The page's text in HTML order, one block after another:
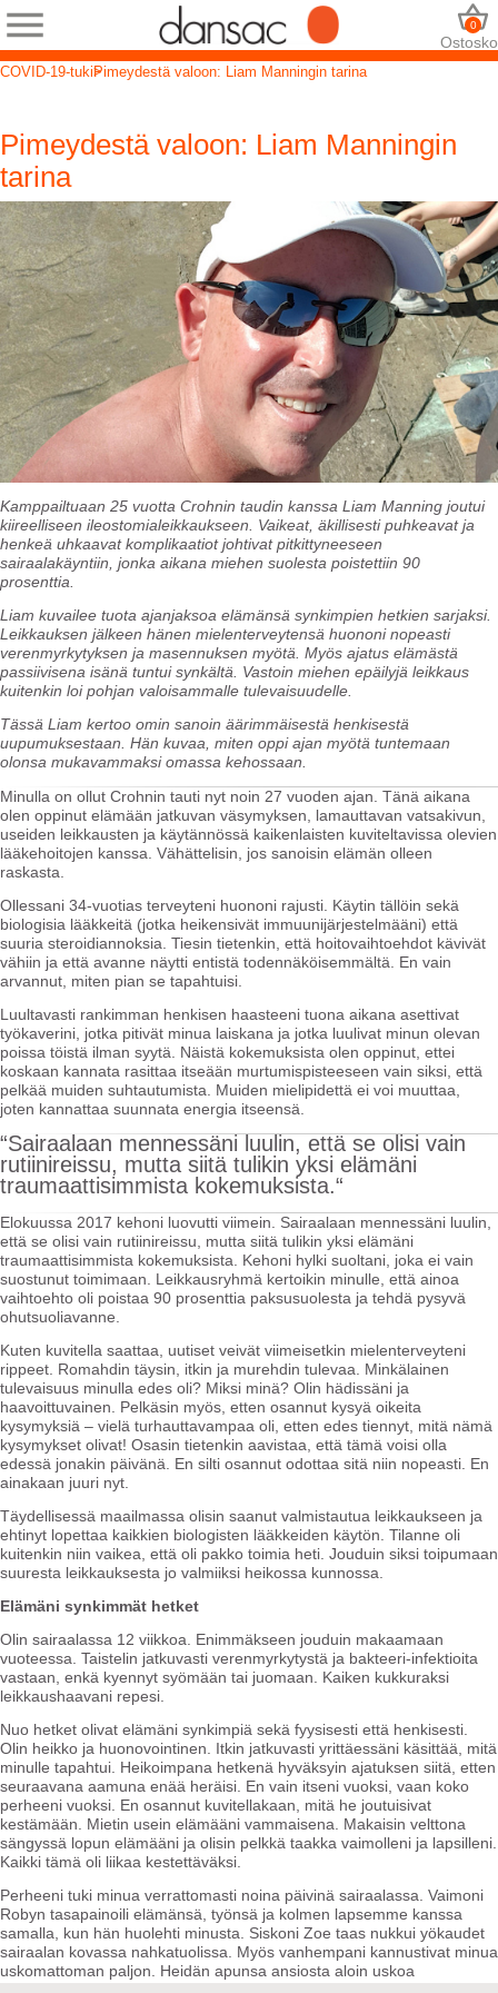
0
COVID-19-tukiPimeydestä valoon: Liam Manningin tarina
Pimeydestä valoon: Liam Manningin
tarina
Kamppailtuaan 25 vuotta Crohnin taudin kanssa Liam Manning joutui
kiireelliseen ileostomialeikkaukseen. Vaikeat, äkillisesti puhkeavat ja
henkeä uhkaavat komplikaatiot johtivat pitkittyneeseen
sairaalakäyntiin, jonka aikana miehen suolesta poistettiin 90
prosenttia.
Liam kuvailee tuota ajanjaksoa elämänsä synkimpien hetkien sarjaksi.
Leikkauksen jälkeen hänen mielenterveytensä huononi nopeasti
verenmyrkytyksen ja masennuksen myötä. Myös ajatus elämästä
passiivisena isänä tuntui synkältä. Vastoin miehen epäilyjä leikkaus
kuitenkin loi pohjan valoisammalle tulevaisuudelle.
Tässä Liam kertoo omin sanoin äärimmäisestä henkisestä
uupumuksestaan. Hän kuvaa, miten oppi ajan myötä tuntemaan
olonsa mukavammaksi omassa kehossaan.
Minulla on ollut Crohnin tauti nyt noin 27 vuoden ajan. Tänä aikana
olen oppinut elämään jatkuvan väsymyksen, lamauttavan vatsakivun,
useiden leikkausten ja käytännössä kaikenlaisten kuviteltavissa olevien
lääkehoitojen kanssa. Vähättelisin, jos sanoisin elämän olleen
raskasta.
Ollessani 34-vuotias terveyteni huononi rajusti. Käytin tällöin sekä
biologisia lääkkeitä (jotka heikensivät immuunijärjestelmääni) että
suuria steroidiannoksia. Tiesin tietenkin, että hoitovaihtoehdot kävivät
vähiin ja että avanne näytti entistä todennäköisemmältä. En vain
arvannut, miten pian se tapahtuisi.
Luultavasti rankimman henkisen haasteeni tuona aikana asettivat
työkaverini, jotka pitivät minua laiskana ja jotka luulivat minun olevan
poissa töistä ilman syytä. Näistä kokemuksista olen oppinut, ettei
koskaan kannata rasittaa itseään murtumispisteeseen vain siksi, että
pelkää muiden suhtautumista. Muiden mielipidettä ei voi muuttaa,
joten kannattaa suunnata energia itseensä.
“Sairaalaan mennessäni luulin, että se olisi vain
rutiinireissu, mutta siitä tulikin yksi elämäni
traumaattisimmista kokemuksista.“
Elokuussa 2017 kehoni luovutti viimein. Sairaalaan mennessäni luulin,
että se olisi vain rutiinireissu, mutta siitä tulikin yksi elämäni
traumaattisimmista kokemuksista. Kehoni hylki suoltani, joka ei vain
suostunut toimimaan. Leikkausryhmä kertoikin minulle, että ainoa
vaihtoehto oli poistaa 90 prosenttia paksusuolesta ja tehdä pysyvä
ohutsuoliavanne.
Kuten kuvitella saattaa, uutiset veivät viimeisetkin mielenterveyteni
rippeet. Romahdin täysin, itkin ja murehdin tulevaa. Minkälainen
tulevaisuus minulla edes oli? Miksi minä? Olin hädissäni ja
haavoittuvainen. Pelkäsin myös, etten osannut kysyä oikeita
kysymyksiä – vielä turhauttavampaa oli, etten edes tiennyt, mitä nämä
kysymykset olivat! Osasin tietenkin aavistaa, että tämä voisi olla
edessä jonakin päivänä. En silti osannut odottaa sitä niin nopeasti. En
ainakaan juuri nyt.
Täydellisessä maailmassa olisin saanut valmistautua leikkaukseen ja
ehtinyt lopettaa kaikkien biologisten lääkkeiden käytön. Tilanne oli
kuitenkin niin vaikea, että oli pakko toimia heti. Jouduin siksi toipumaan
suuresta leikkauksesta jo valmiiksi heikossa kunnossa.
Elämäni synkimmät hetket
Olin sairaalassa 12 viikkoa. Enimmäkseen jouduin makaamaan
vuoteessa. Taistelin jatkuvasti verenmyrkytystä ja bakteeri-infektioita
vastaan, enkä kyennyt syömään tai juomaan. Kaiken kukkuraksi
leikkaushaavani repesi.
Nuo hetket olivat elämäni synkimpiä sekä fyysisesti että henkisesti.
Olin heikko ja huonovointinen. Itkin jatkuvasti yrittäessäni käsittää, mitä
minulle tapahtui. Heikoimpana hetkenä hyväksyin ajatuksen siitä, etten
seuraavana aamuna enää heräisi. En vain itseni vuoksi, vaan koko
perheeni vuoksi. En osannut kuvitellakaan, mitä he joutuisivat
kestämään. Mietin usein elämääni vammaisena. Makaisin velttona
sängyssä lopun elämääni ja olisin pelkkä taakka vaimolleni ja lapsilleni.
Kaikki tämä oli liikaa kestettäväksi.
Perheeni tuki minua verrattomasti noina päivinä sairaalassa. Vaimoni
Robyn tasapainoili elämänsä, työnsä ja kolmen lapsemme kanssa
samalla, kun hän huolehti minusta. Siskoni Zoe taas nukkui yökaudet
sairaalan kovassa nahkatuolissa. Myös vanhempani kannustivat minua
uskomattoman paljon. Heidän apunsa ansiosta aloin uskoa